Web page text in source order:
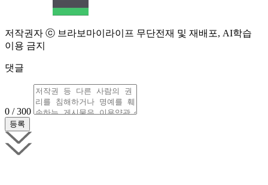
저작권자 ⓒ 브라보마이라이프 무단전재 및 재배포, AI학습
이용 금지
댓글
0 / 300